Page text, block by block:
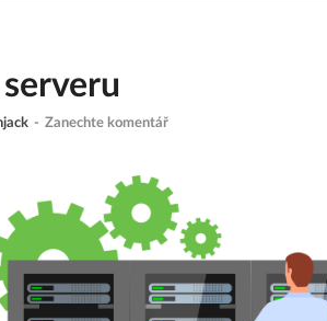
- Zanechte komentář